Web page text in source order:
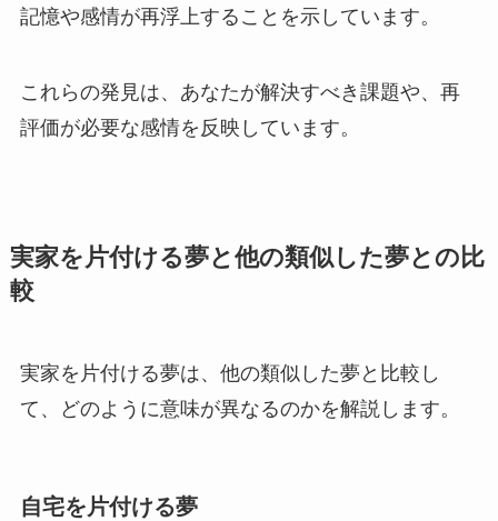
記憶や感情が再浮上することを示しています。
これらの発見は、あなたが解決すべき課題や、再
評価が必要な感情を反映しています。
実家を片付ける夢と他の類似した夢との比
較
実家を片付ける夢は、他の類似した夢と比較し
て、どのように意味が異なるのかを解説します。
自宅を片付ける夢